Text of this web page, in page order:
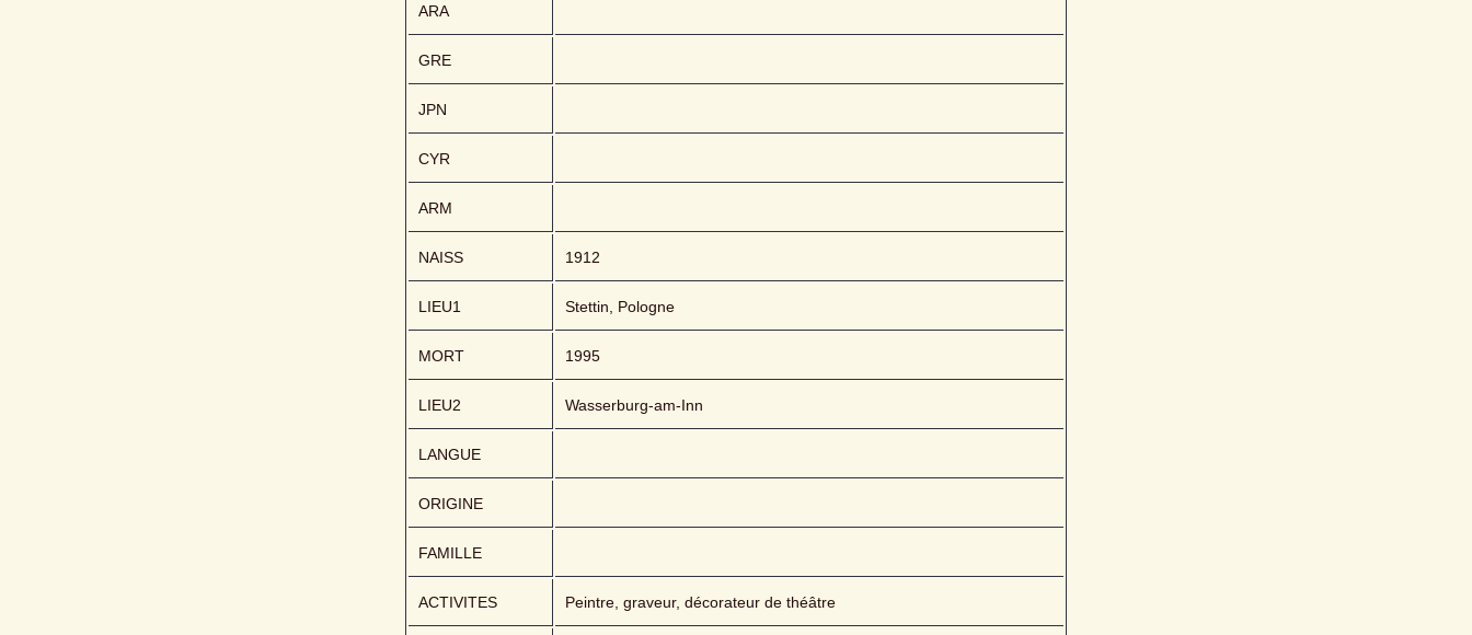
ARA
GRE
JPN
CYR
ARM
NAISS 1912
LIEU1 Stettin, Pologne
MORT 1995
LIEU2 Wasserburg-am-Inn
LANGUE
ORIGINE
FAMILLE
ACTIVITES Peintre, graveur, décorateur de théâtre